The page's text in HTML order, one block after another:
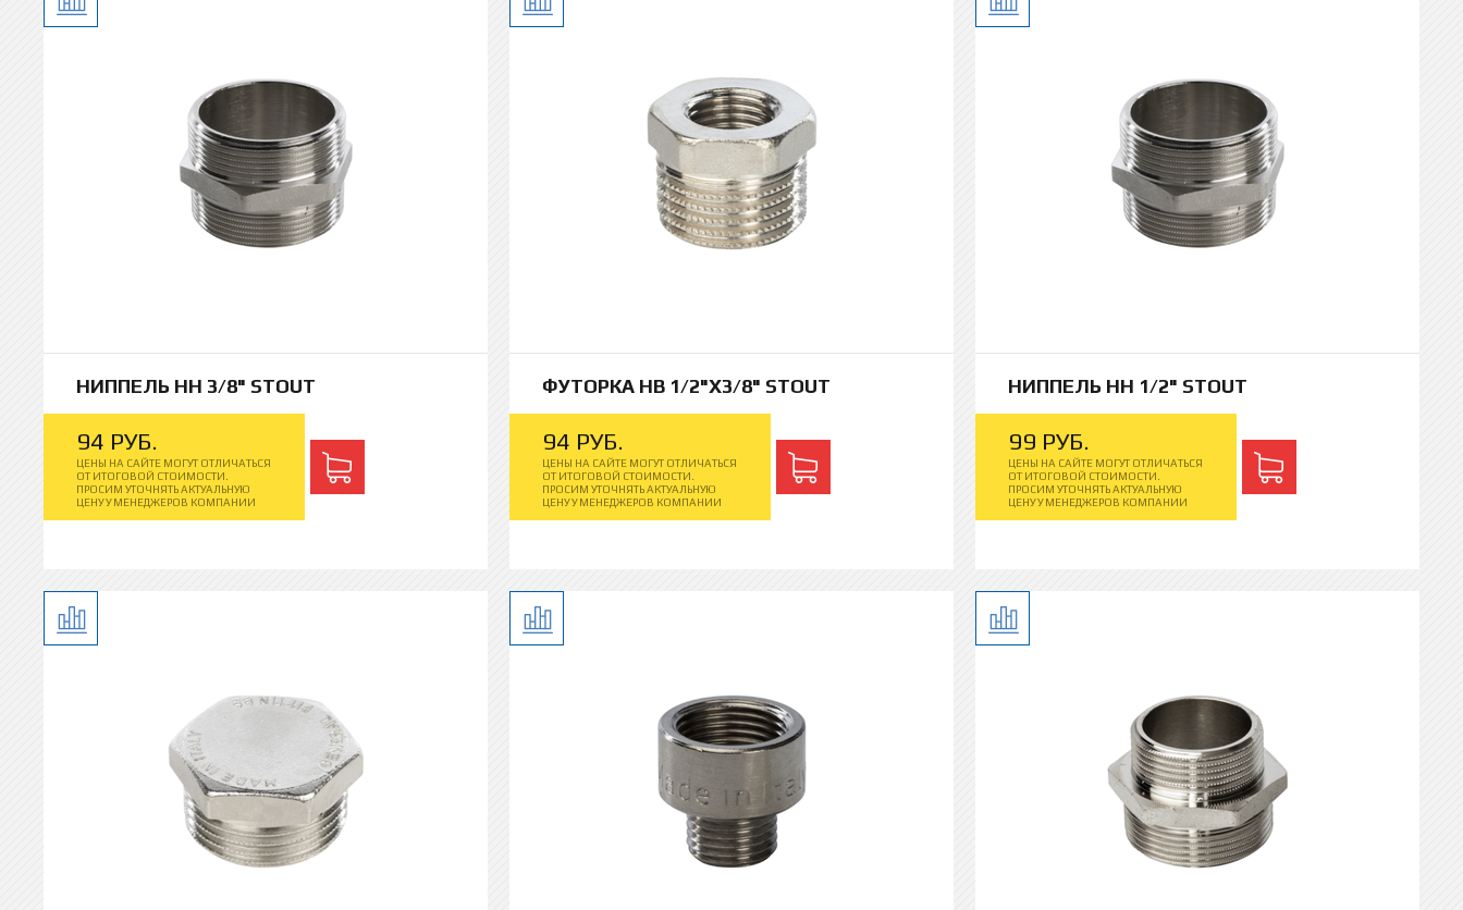
НИППЕЛЬ НН 3/8" STOUT
94 РУБ.
ЦЕНЫ НА САЙТЕ МОГУТ ОТЛИЧАТЬСЯ
ОТ ИТОГОВОЙ СТОИМОСТИ.
ПРОСИМ УТОЧНЯТЬ АКТУАЛЬНУЮ
ЦЕНУ У МЕНЕДЖЕРОВ КОМПАНИИ
ФУТОРКА НВ 1/2"Х3/8" STOUT
94 РУБ.
ЦЕНЫ НА САЙТЕ МОГУТ ОТЛИЧАТЬСЯ
ОТ ИТОГОВОЙ СТОИМОСТИ.
ПРОСИМ УТОЧНЯТЬ АКТУАЛЬНУЮ
ЦЕНУ У МЕНЕДЖЕРОВ КОМПАНИИ
НИППЕЛЬ НН 1/2" STOUT
99 РУБ.
ЦЕНЫ НА САЙТЕ МОГУТ ОТЛИЧАТЬСЯ
ОТ ИТОГОВОЙ СТОИМОСТИ.
ПРОСИМ УТОЧНЯТЬ АКТУАЛЬНУЮ
ЦЕНУ У МЕНЕДЖЕРОВ КОМПАНИИ